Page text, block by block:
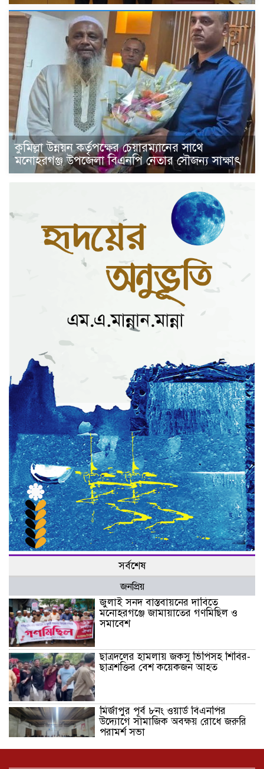
কুমিল্লা উন্নয়ন কর্তৃপক্ষের চেয়ারম্যানের সাথে
মনোহরগঞ্জ উপজেলা বিএনপি নেতার সৌজন্য সাক্ষাৎ
সর্বশেষ
জনপ্রিয়
জুলাই সনদ বাস্তবায়নের দাবিতে
মনোহরগঞ্জে জামায়াতের গণমিছিল ও
সমাবেশ
ছাত্রদলের হামলায় জকসু ভিপিসহ শিবির-
ছাত্রশক্তির বেশ কয়েকজন আহত
মির্জাপুর পূর্ব ৮নং ওয়ার্ড বিএনপির
উদ্যোগে সামাজিক অবক্ষয় রোধে জরুরি
পরামর্শ সভা
ভ্রমণ কাহিনী: পদ্মা পারে আনন্দ ভ্রমণ –